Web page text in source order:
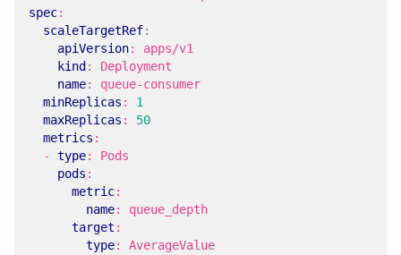
spec:
scaleTargetRef:
apiVersion:
apps/v1
kind :
Deployment
name:
queue-consumer
minReplicas :
1
maxReplicas :
50
metrics :
- type:
Pods
pods :
metric:
name:
queue_depth
target :
type:
AverageValue